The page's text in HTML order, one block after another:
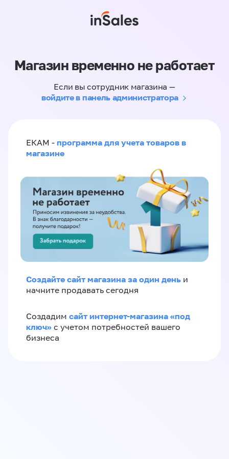
Магазин временно не работает
Если вы сотрудник магазина —
войдите в панель администратора
ЕКАМ - программа для учета товаров в
магазине
Создайте сайт магазина за один день и
начните продавать сегодня
Создадим сайт интернет-магазина «под
ключ» с учетом потребностей вашего
бизнеса